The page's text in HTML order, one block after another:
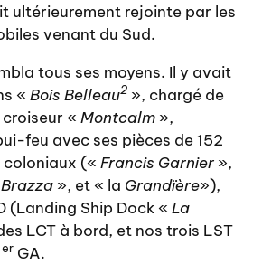
ultérieurement rejointe par les
venant du Sud.
tous ses moyens. Il y avait
« Bois Belleau2 », chargé de
croiseur « Montcalm »,
feu avec ses pièces de 152
coloniaux (« Francis Garnier »,
», et « la Grandïère»),
(Landing Ship Dock « La
LCT à bord, et nos trois LST
er GA.